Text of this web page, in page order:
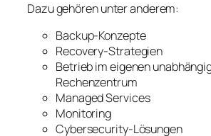
Dazu gehören unter anderem:
Backup-Konzepte
Recovery-Strategien
Betrieb im eigenen
Rechenzentrum
Managed Services
Monitoring
Cybersecurity-Lösungen